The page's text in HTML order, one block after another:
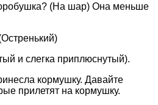
(На шар) Она меньше
и слегка приплюснутый).
кормушку. Давайте
прилетят на кормушку.